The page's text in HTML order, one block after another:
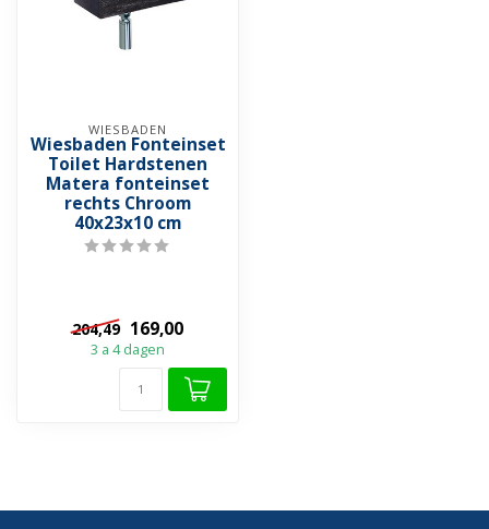
WIESBADEN
Wiesbaden Fonteinset
Toilet Hardstenen
Matera fonteinset
rechts Chroom
40x23x10 cm
204,49 169,00
3 a 4 dagen